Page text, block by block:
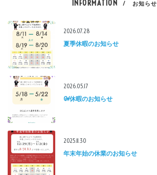
INFORMATION / お知らせ
2026.07.28
夏季休暇のお知らせ
2026.05.17
GW休暇のお知らせ
2025.11.30
年末年始の休業のお知らせ